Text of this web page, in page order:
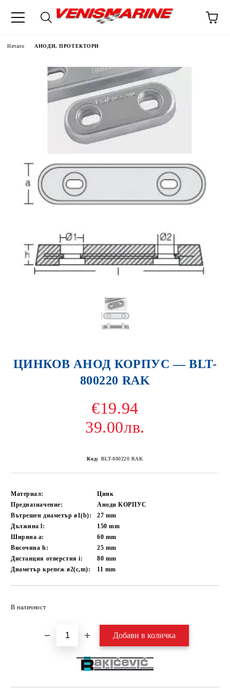
Начало АНОДИ, ПРОТЕКТОРИ
ЦИНКОВ АНОД КОРПУС — BLT-
800220 RAK
€19.94
39.00лв.
Код: BLT-800220 RAK
Материал:
Цинк
Предназначение:
Аноди КОРПУС
Вътрешен диаметър ø1(b):
27 mm
Дължина l:
150mm
Ширина a:
60 mm
Височина h:
25 mm
Дистанция отверстия i:
80 mm
Диаметър крепеж ø2(c,m):
11 mm
В наличност